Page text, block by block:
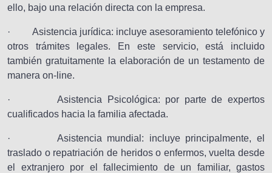
ello, bajo una relación directa con la empresa.
· Asistencia jurídica: incluye asesoramiento telefónico y
otros trámites legales. En este servicio, está incluido
también gratuitamente la elaboración de un testamento de
manera on-line.
· Asistencia Psicológica: por parte de expertos
cualificados hacia la familia afectada.
· Asistencia mundial: incluye principalmente, el
traslado o repatriación de heridos o enfermos, vuelta desde
el extranjero por el fallecimiento de un familiar, gastos